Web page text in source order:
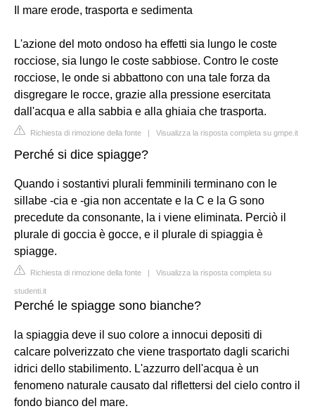
Il mare erode, trasporta e sedimenta
L'azione del moto ondoso ha effetti sia lungo le coste
rocciose, sia lungo le coste sabbiose. Contro le coste
rocciose, le onde si abbattono con una tale forza da
disgregare le rocce, grazie alla pressione esercitata
dall'acqua e alla sabbia e alla ghiaia che trasporta.
Richiesta di rimozione della fonte | Visualizza la risposta completa su gmpe.it
Perché si dice spiagge?
Quando i sostantivi plurali femminili terminano con le
sillabe -cia e -gia non accentate e la C e la G sono
precedute da consonante, la i viene eliminata. Perciò il
plurale di goccia è gocce, e il plurale di spiaggia è
spiagge.
Richiesta di rimozione della fonte | Visualizza la risposta completa su
studenti.it
Perché le spiagge sono bianche?
la spiaggia deve il suo colore a innocui depositi di
calcare polverizzato che viene trasportato dagli scarichi
idrici dello stabilimento. L'azzurro dell'acqua è un
fenomeno naturale causato dal riflettersi del cielo contro il
fondo bianco del mare.